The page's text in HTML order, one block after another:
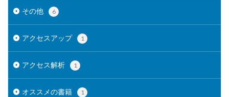
その他 6
アクセスアップ 1
アクセス解析 1
オススメの書籍 1